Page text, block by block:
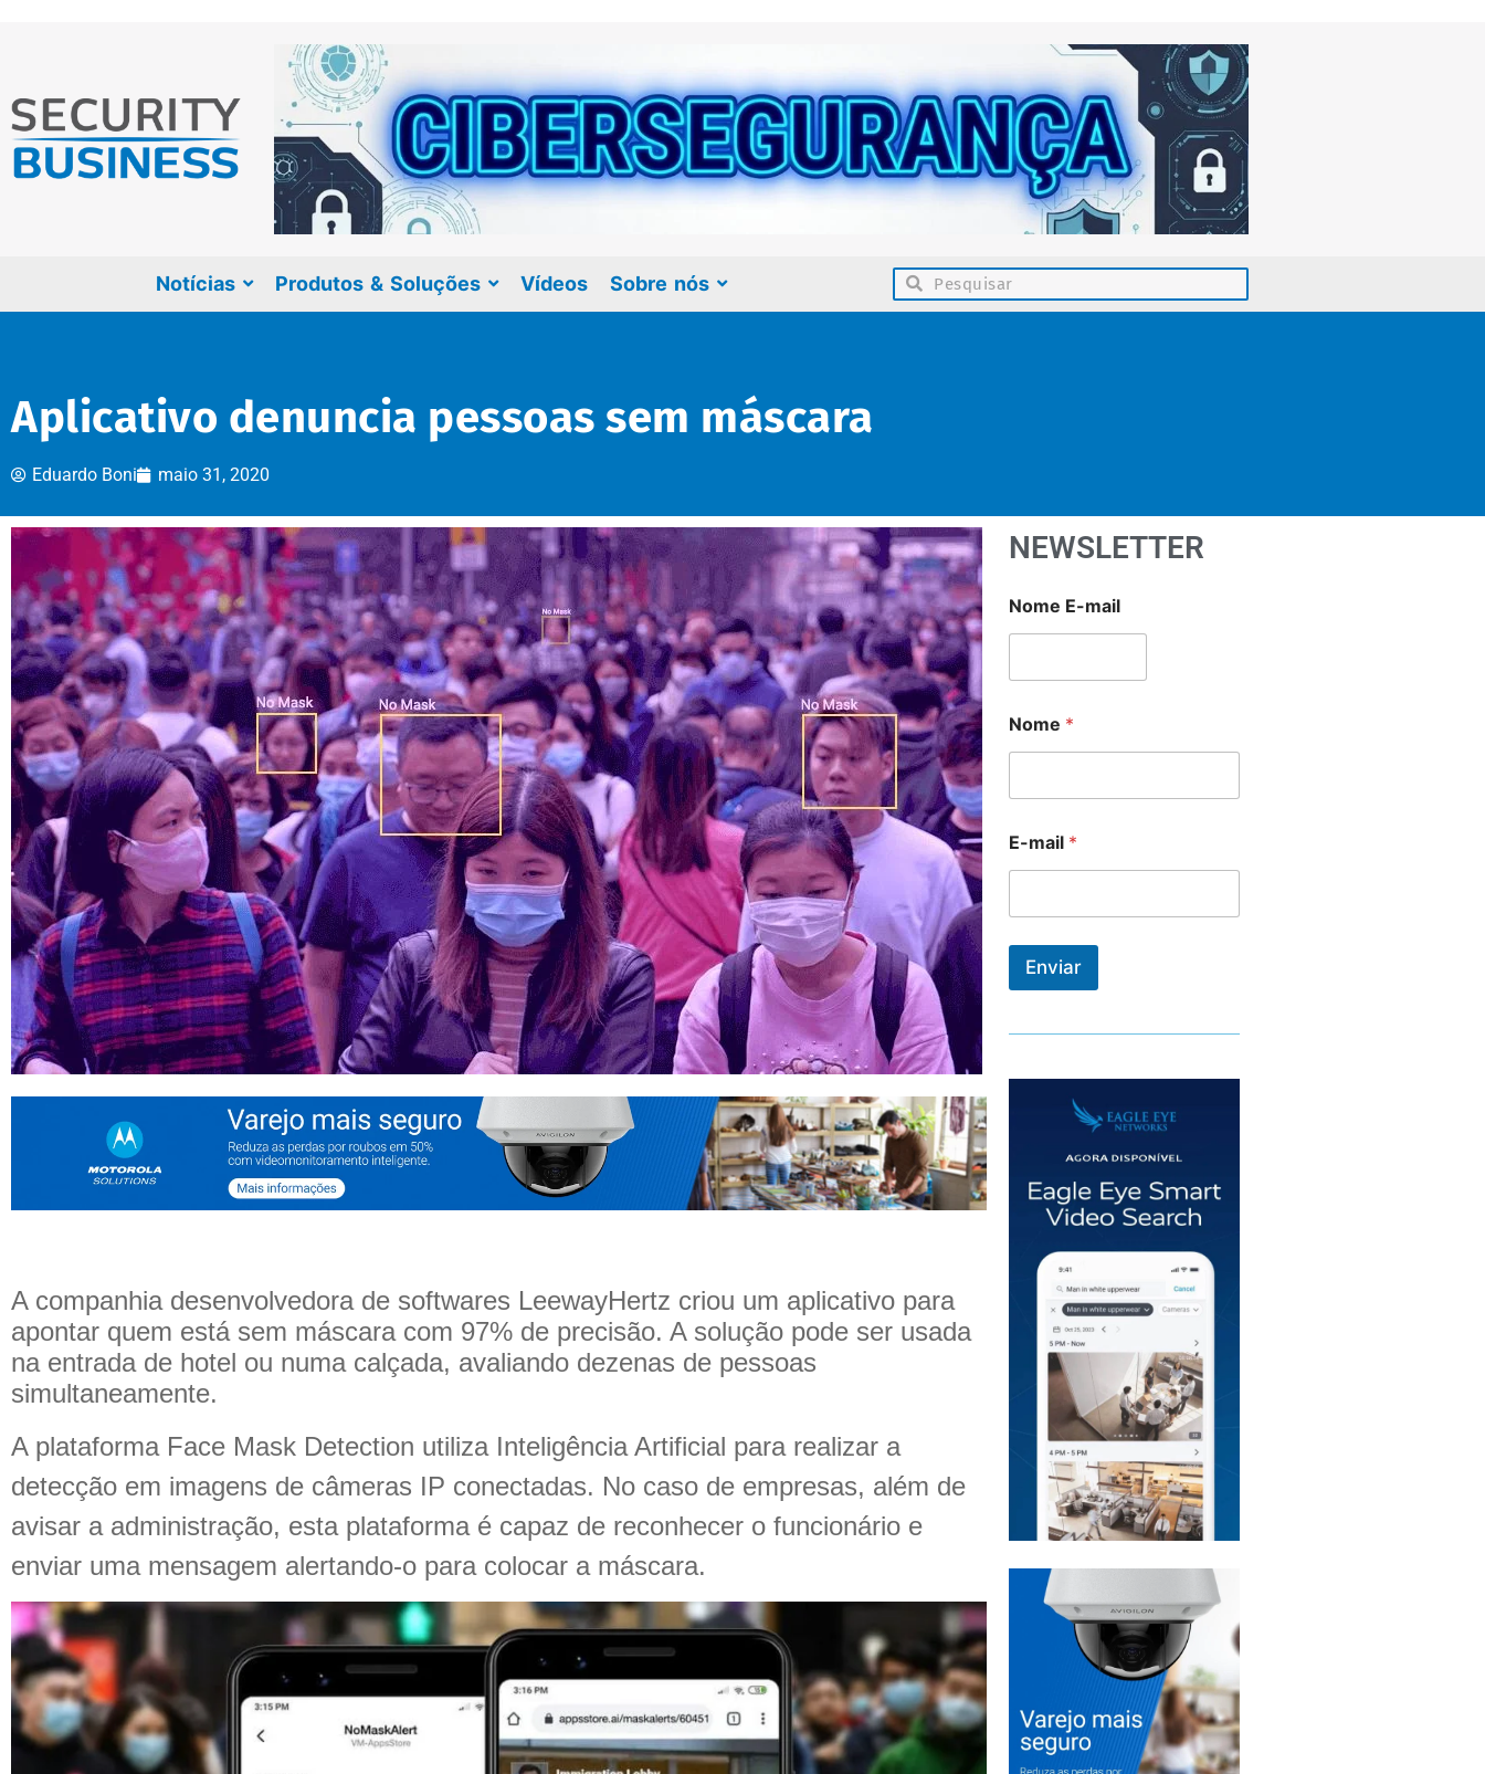
Notícias Produtos & Soluções Vídeos Sobre nós
Aplicativo denuncia pessoas sem máscara
Eduardo Boni maio 31, 2020
A companhia desenvolvedora de softwares LeewayHertz criou um aplicativo para
apontar quem está sem máscara com 97% de precisão. A solução pode ser usada
na entrada de hotel ou numa calçada, avaliando dezenas de pessoas
simultaneamente.
A plataforma Face Mask Detection utiliza Inteligência Artificial para realizar a
detecção em imagens de câmeras IP conectadas. No caso de empresas, além de
avisar a administração, esta plataforma é capaz de reconhecer o funcionário e
enviar uma mensagem alertando-o para colocar a máscara.
NEWSLETTER
Nome E-mail
Nome *
E-mail *
Enviar